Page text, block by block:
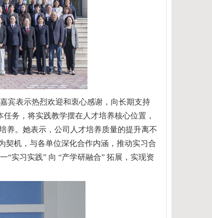
宾表示热烈欢迎和衷心感谢，向长期支持
务，将实践教学摆在人才培养核心位置，
养。她表示，公司人才培养质量的提升离不
契机，与各单位深化合作内涵，推动实习合
“实习实践” 向 “产学研融合” 拓展，实现资